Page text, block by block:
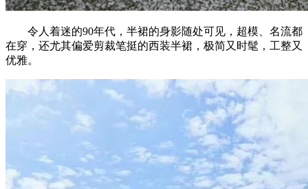
令人着迷的90年代，半裙的身影随处可见，超模、名流都
在穿，还尤其偏爱剪裁笔挺的西装半裙，极简又时髦，工整又
优雅。